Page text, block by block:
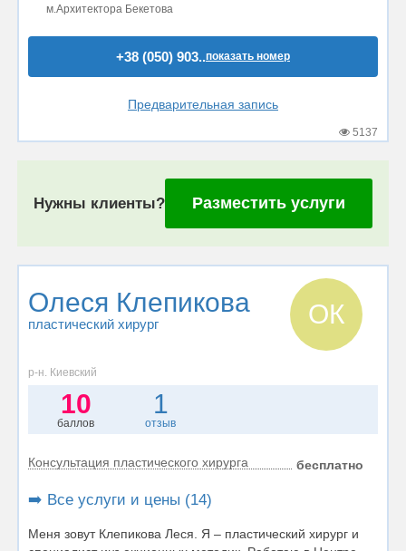
м.Архитектора Бекетова
+38 (050) 903..показать номер
Предварительная запись
5137
Нужны клиенты? Разместить услуги
Олеся Клепикова
пластический хирург ОК
р-н. Киевский
10
баллов
1
отзыв
Консультация пластического хирурга бесплатно
➡️ Все услуги и цены (14)
Меня зовут Клепикова Леся. Я – пластический хирург и